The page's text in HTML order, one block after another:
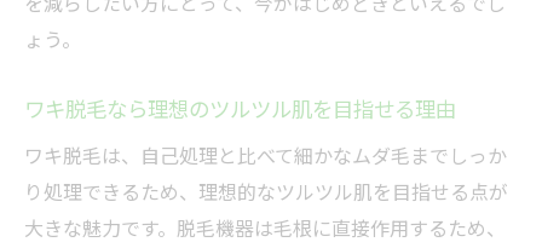
藤沢市ワキ脱毛の相場早見表
相場より安い脱毛プランの落とし穴
医療脱毛とエステ脱毛の違いを比較
脱毛を始める前に知っておきたい費用項目
ょう。
ワキ脱毛なら理想のツルツル肌を目指せる理由
ワキ脱毛は、自己処理と比べて細かなムダ毛までしっか
り処理できるため、理想的なツルツル肌を目指せる点が
大きな魅力です。脱毛機器は毛根に直接作用するため、